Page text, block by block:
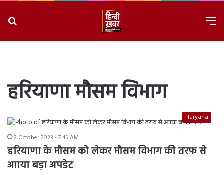
हरियाणा मौसम विभाग
Haryana
2 October 2023 - 7:45 AM
हरियाणा के मौसम को लेकर मौसम विभाग की तरफ से
आाया बड़ा अपडेट